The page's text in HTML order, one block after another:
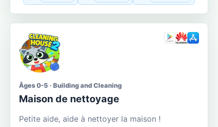
Âges 0-5 · Building and Cleaning
Maison de nettoyage
Petite aide, aide à nettoyer la maison !